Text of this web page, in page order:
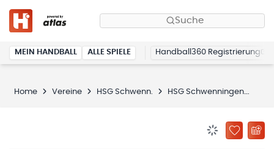
Suche
MEIN HANDBALL ALLE SPIELE Handball360 Registrierung
Home Vereine HSG Schwenn. HSG Schwenningen
ZU